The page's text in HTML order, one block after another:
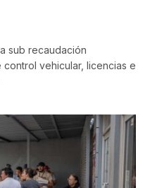
sub recaudación
vehicular, licencias e